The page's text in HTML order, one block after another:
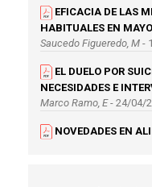
CASO CLÍNICO -
EQUILIBRIO.
EFICACIA DE LAS
HABITUALES EN
Saucedo Figueredo, M -
EL DUELO POR
NECESIDADES E
Marco Ramo, E- 24/04/
NOVEDADES EN